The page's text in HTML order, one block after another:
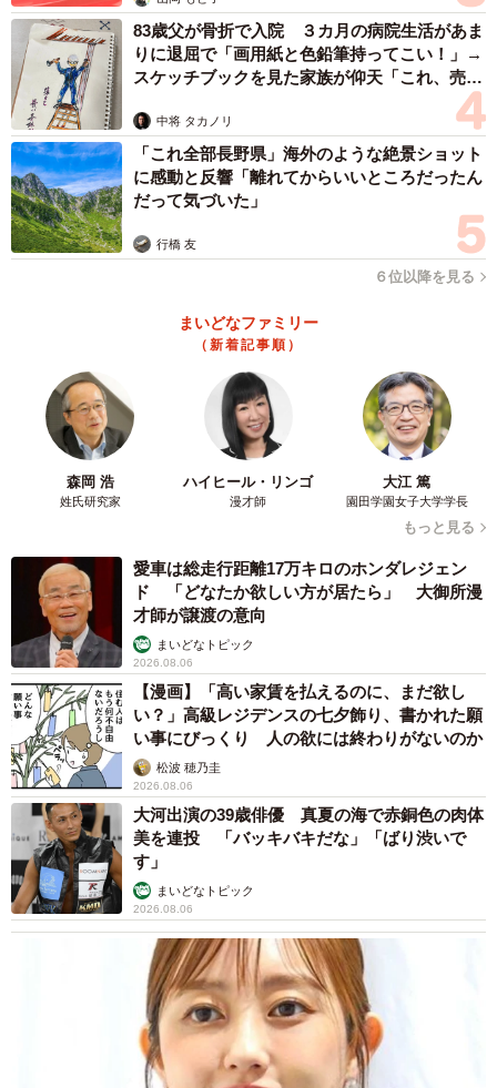
83歳父が骨折で入院 ３カ月の病院生活があま
りに退屈で「画用紙と色鉛筆持ってこい！」→
スケッチブックを見た家族が仰天「これ、売れ
中将 タカノリ
「これ全部長野県」海外のような絶景ショット
に感動と反響「離れてからいいところだったん
だって気づいた」
行橋 友
６位以降を見る
まいどなファミリー
（新着記事順）
森岡 浩
姓氏研究家
ハイヒール・リンゴ
漫才師
大江 篤
園田学園女子大学学長
もっと見る
愛車は総走行距離17万キロのホンダレジェン
ド 「どなたか欲しい方が居たら」 大御所漫
才師が譲渡の意向
まいどなトピック
2026.08.06
【漫画】「高い家賃を払えるのに、まだ欲し
い？」高級レジデンスの七夕飾り、書かれた願
い事にびっくり 人の欲には終わりがないのか
松波 穂乃圭
2026.08.06
大河出演の39歳俳優 真夏の海で赤銅色の肉体
美を連投 「バッキバキだな」「ばり渋いで
す」
まいどなトピック
2026.08.06